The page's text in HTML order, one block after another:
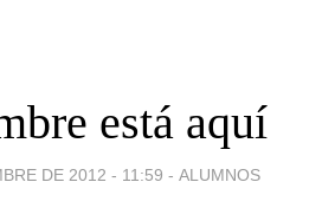
está aquí
DE 2012 - 11:59 - ALUMNOS